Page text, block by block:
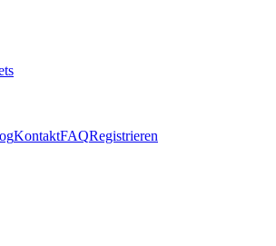
KontaktFAQRegistrieren